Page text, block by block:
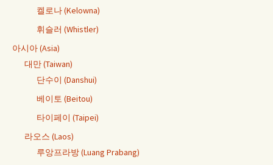
켈로나 (Kelowna)
휘슬러 (Whistler)
아시아 (Asia)
대만 (Taiwan)
단수이 (Danshui)
베이토 (Beitou)
타이페이 (Taipei)
라오스 (Laos)
루앙프라방 (Luang Prabang)